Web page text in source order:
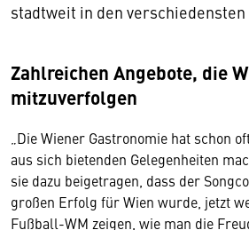
stadtweit in den
Zahlreichen Angebote, die
mitzuverfolgen
„Die Wiener Gastronomie hat schon
aus sich bietenden Gelegenheiten
sie dazu beigetragen, dass der
großen Erfolg für Wien wurde, jetzt
Fußball-WM zeigen, wie man die